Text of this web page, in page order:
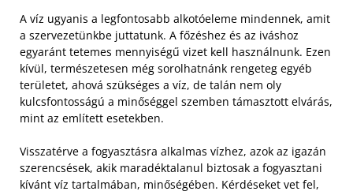
A víz ugyanis a legfontosabb alkotóeleme mindennek, amit
a szervezetünkbe juttatunk. A főzéshez és az iváshoz
egyaránt tetemes mennyiségű vizet kell használnunk. Ezen
kívül, természetesen még sorolhatnánk rengeteg egyéb
területet, ahová szükséges a víz, de talán nem oly
kulcsfontosságú a minőséggel szemben támasztott elvárás,
mint az említett esetekben.
Visszatérve a fogyasztásra alkalmas vízhez, azok az igazán
szerencsések, akik maradéktalanul biztosak a fogyasztani
kívánt víz tartalmában, minőségében. Kérdéseket vet fel,